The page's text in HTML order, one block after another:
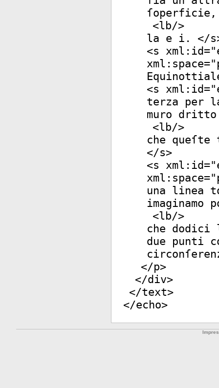
ſoperficie,
<lb/>
la e i. </s
<s xml:id="
xml:space="
<s xml:id="
terza per
muro
<lb/>
che
</s>
<s xml:id="
xml:space="
una linea
imaginamo
<lb/>
che
due punti
</p>
</div>
</text>
</echo>